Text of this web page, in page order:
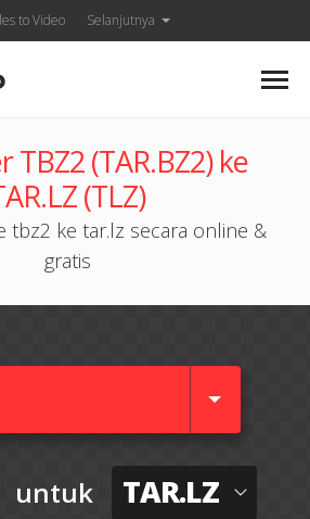
to Video Selanjutnya
TBZ2 (TAR.BZ2) ke
(TLZ)
tbz2 ke tar.lz secara online &
gratis
untuk TAR.LZ